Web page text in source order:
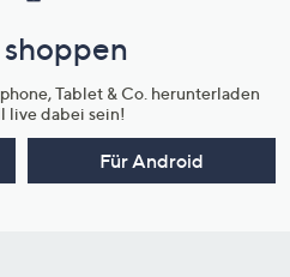
Tablet & Co. herunterladen
live dabei sein!
Für Android